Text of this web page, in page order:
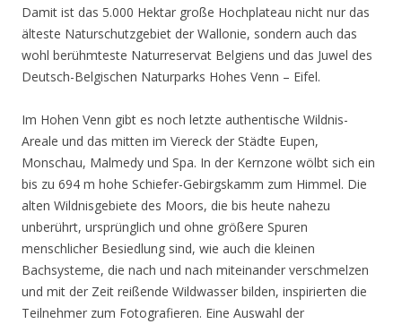
Damit ist das 5.000 Hektar große Hochplateau nicht nur das
älteste Naturschutzgebiet der Wallonie, sondern auch das
wohl berühmteste Naturreservat Belgiens und das Juwel des
Deutsch-Belgischen Naturparks Hohes Venn – Eifel.
Im Hohen Venn gibt es noch letzte authentische Wildnis-
Areale und das mitten im Viereck der Städte Eupen,
Monschau, Malmedy und Spa. In der Kernzone wölbt sich ein
bis zu 694 m hohe Schiefer-Gebirgskamm zum Himmel. Die
alten Wildnisgebiete des Moors, die bis heute nahezu
unberührt, ursprünglich und ohne größere Spuren
menschlicher Besiedlung sind, wie auch die kleinen
Bachsysteme, die nach und nach miteinander verschmelzen
und mit der Zeit reißende Wildwasser bilden, inspirierten die
Teilnehmer zum Fotografieren. Eine Auswahl der